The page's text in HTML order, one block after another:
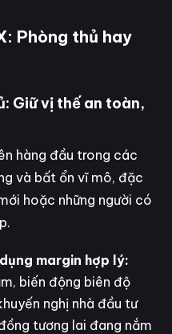
Phòng thủ hay
Giữ vị thế an toàn,
hàng đầu trong các
và bất ổn vĩ mô, đặc
hoặc những người có
margin hợp lý:
biến động biên độ
nghị nhà đầu tư
tương lai đang nắm